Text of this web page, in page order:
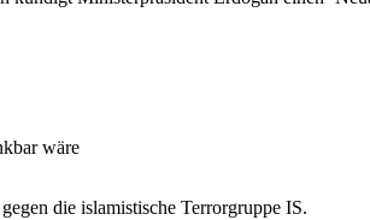
wäre
die islamistische Terrorgruppe IS.